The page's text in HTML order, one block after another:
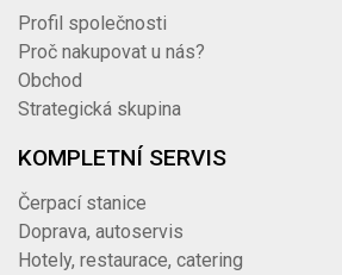
Profil společnosti
Proč nakupovat u nás?
Obchod
Strategická skupina
KOMPLETNÍ SERVIS
Čerpací stanice
Doprava, autoservis
Hotely, restaurace, catering